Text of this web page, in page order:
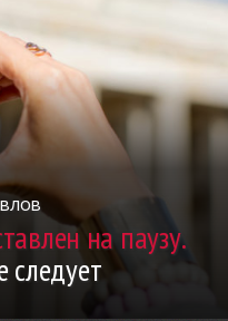
на паузу.
следует